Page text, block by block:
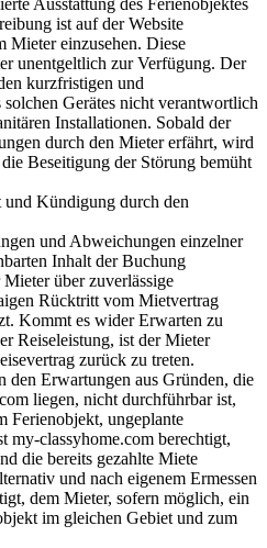
Ausstattung des Ferienobjektes
ist auf der Website
Mieter einzusehen. Diese
unentgeltlich zur Verfügung. Der
kurzfristigen und
Gerätes nicht verantwortlich
Installationen. Sobald der
durch den Mieter erfährt, wird
Beseitigung der Störung bemüht
Kündigung durch den
und Abweichungen einzelner
Inhalt der Buchung
über zuverlässige
Rücktritt vom Mietvertrag
Kommt es wider Erwarten zu
Reiseleistung, ist der Mieter
zurück zu treten.
den Erwartungen aus Gründen, die
liegen, nicht durchführbar ist,
Ferienobjekt, ungeplante
my-classyhome.com berechtigt,
die bereits gezahlte Miete
und nach eigenem Ermessen
dem Mieter, sofern möglich, ein
im gleichen Gebiet und zum